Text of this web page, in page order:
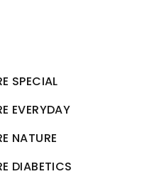
SPECIAL
EVERYDAY
NATURE
DIABETICS